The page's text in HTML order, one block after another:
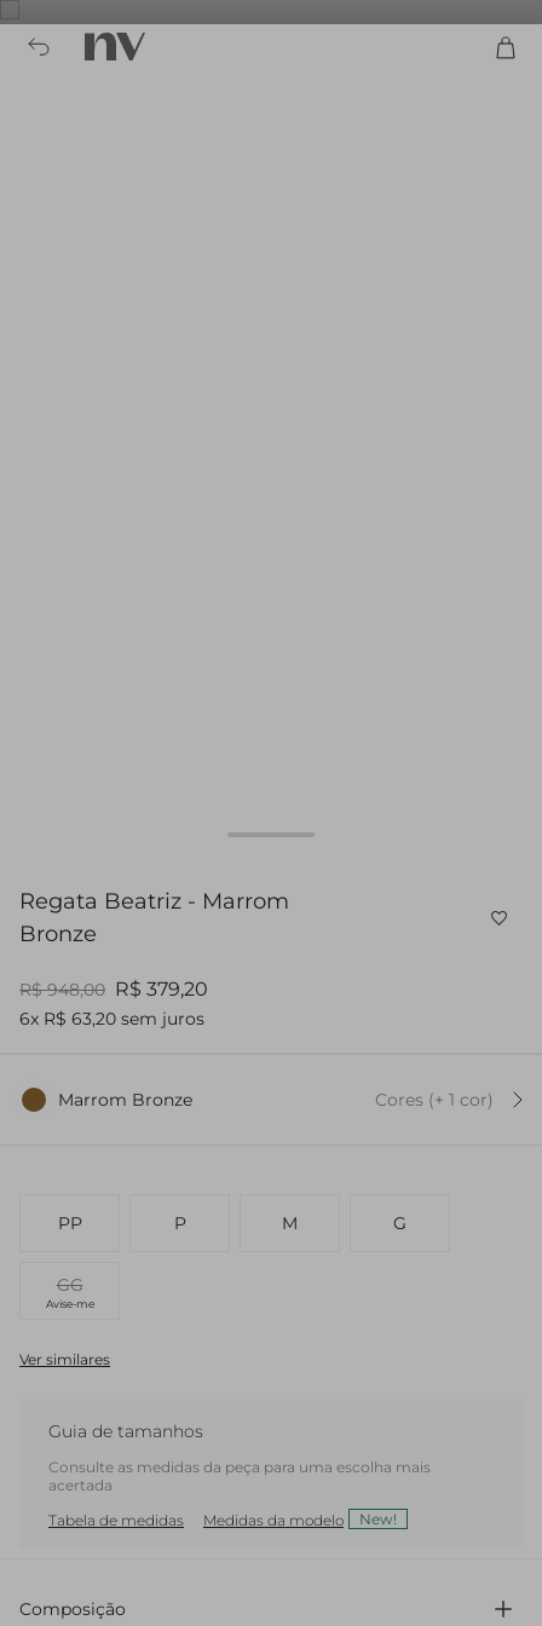
Regata Beatriz - Marrom
Bronze
R$ 948,00 R$ 379,20
6x R$ 63,20 sem juros
Marrom Bronze Cores (+ 1 cor)
PP P M G
GG
Avise-me
Ver similares
Guia de tamanhos
Consulte as medidas da peça para uma escolha mais
acertada
Tabela de medidas
Medidas da modelo New!
Composição